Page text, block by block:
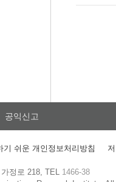
공익신고
기 쉬운 개인정보처리방침
정로 218, TEL 1466-38